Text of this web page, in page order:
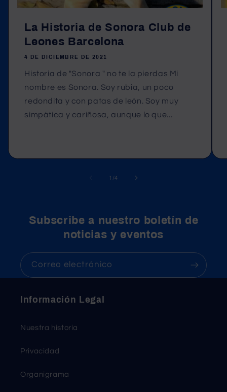
La Historia de Sonora Club de
Leones Barcelona
4 DE DICIEMBRE DE 2021
Historia de "Sonora " no te la pierdas Mi
nombre es Sonora. Soy rubia, un poco
redondita y con patas de león. Soy muy
simpática y cariñosa, aunque lo que...
1 /de
4
Subscribe a nuestro boletín de
noticias y eventos
Correo electrónico
Información Legal
Nuestra historia
Privacidad
Organigrama